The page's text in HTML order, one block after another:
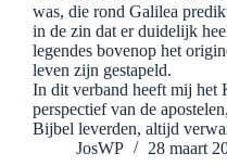
was, die rond Galilea
in de zin dat er duidelijk
legendes bovenop het
leven zijn gestapeld.
In dit verband heeft mij het
perspectief van de
Bijbel leverden, altijd
JosWP
28 maart